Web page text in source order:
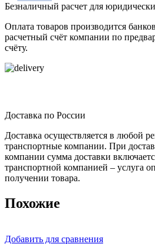
Безналичный расчет для
Оплата товаров производится
расчетный счёт компании по
счёту.
Доставка по России
Доставка осуществляется в любой
транспортные компании. При
компании сумма доставки
транспортной компанией – услуга
получении товара.
Похожие
Добавить для сравнения